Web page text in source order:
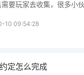
要玩家去收集，很多小
10 09:54:28
定怎么完成